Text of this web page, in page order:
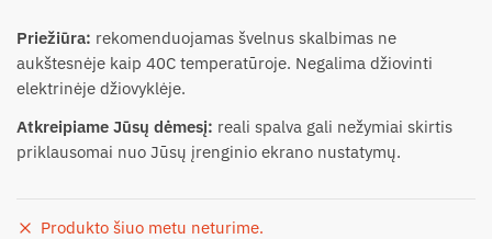
Priežiūra: rekomenduojamas švelnus skalbimas ne
aukštesnėje kaip 40C temperatūroje. Negalima džiovinti
elektrinėje džiovyklėje.
Atkreipiame Jūsų dėmesį: reali spalva gali nežymiai skirtis
priklausomai nuo Jūsų įrenginio ekrano nustatymų.
Produkto šiuo metu neturime.